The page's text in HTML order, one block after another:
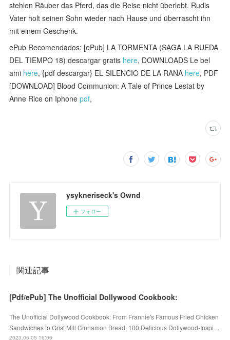
stehlen Räuber das Pferd, das die Reise nicht überlebt. Rudis
Vater holt seinen Sohn wieder nach Hause und überrascht ihn
mit einem Geschenk.
ePub Recomendados: [ePub] LA TORMENTA (SAGA LA RUEDA
DEL TIEMPO 18) descargar gratis here, DOWNLOADS Le bel
ami here, {pdf descargar} EL SILENCIO DE LA RANA here, PDF
[DOWNLOAD] Blood Communion: A Tale of Prince Lestat by
Anne Rice on Iphonepdf,
ysykneriseck's Ownd
フォロー
関連記事
[Pdf/ePub] The Unofficial Dollywood Cookbook:
The Unofficial Dollywood Cookbook: From Frannie's Famous Fried Chicken
Sandwiches to Grist Mill Cinnamon Bread, 100 Delicious Dollywood-Inspi…
2023.05.05 16:06